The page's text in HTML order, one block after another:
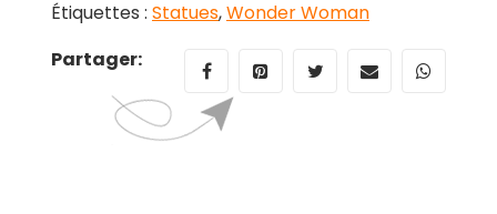
Étiquettes : Statues,Wonder Woman
Partager: